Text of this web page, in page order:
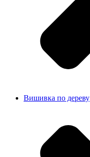
Вишивка по дереву